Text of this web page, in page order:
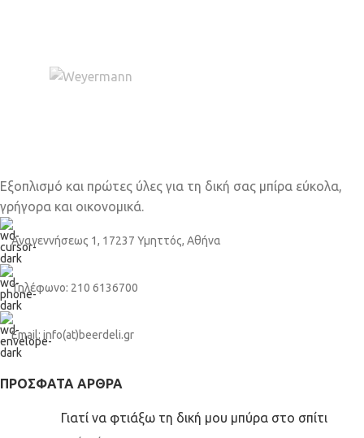
Εξοπλισμό και πρώτες ύλες για τη δική σας μπίρα εύκολα,
γρήγορα και οικονομικά.
Αναγεννήσεως 1, 17237 Υμηττός, Αθήνα
Τηλέφωνο: 210 6136700
Email: info(at)beerdeli.gr
ΠΡΌΣΦΑΤΑ ΆΡΘΡΑ
Γιατί να φτιάξω τη δική μου μπύρα στο σπίτι